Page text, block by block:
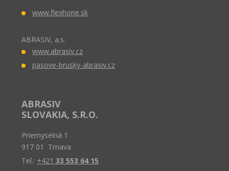
www.flexhone.sk
ABRASIV, a.s.
www.abrasiv.cz
pasove-brusky-abrasiv.cz
ABRASIV
SLOVAKIA, S.R.O.
Priemyselná 1
917 01 Trnava
Tel.: +421 33 553 64 15